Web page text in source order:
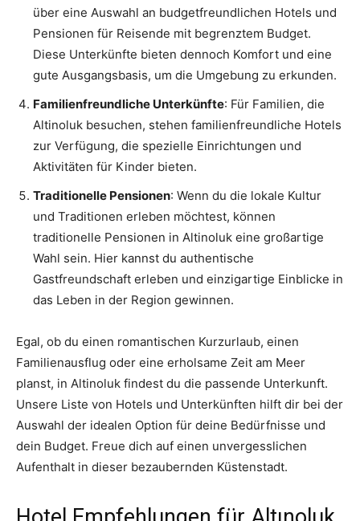
über eine Auswahl an budgetfreundlichen Hotels und
Pensionen für Reisende mit begrenztem Budget.
Diese Unterkünfte bieten dennoch Komfort und eine
gute Ausgangsbasis, um die Umgebung zu erkunden.
Familienfreundliche Unterkünfte: Für Familien, die
Altinoluk besuchen, stehen familienfreundliche Hotels
zur Verfügung, die spezielle Einrichtungen und
Aktivitäten für Kinder bieten.
Traditionelle Pensionen: Wenn du die lokale Kultur
und Traditionen erleben möchtest, können
traditionelle Pensionen in Altinoluk eine großartige
Wahl sein. Hier kannst du authentische
Gastfreundschaft erleben und einzigartige Einblicke in
das Leben in der Region gewinnen.
Egal, ob du einen romantischen Kurzurlaub, einen
Familienausflug oder eine erholsame Zeit am Meer
planst, in Altinoluk findest du die passende Unterkunft.
Unsere Liste von Hotels und Unterkünften hilft dir bei der
Auswahl der idealen Option für deine Bedürfnisse und
dein Budget. Freue dich auf einen unvergesslichen
Aufenthalt in dieser bezaubernden Küstenstadt.